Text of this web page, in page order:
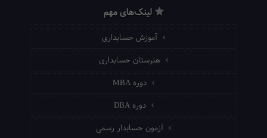
لینک‌های مهم
آموزش حسابداری
هنرستان حسابداری
دوره MBA
دوره DBA
آزمون حسابدار رسمی